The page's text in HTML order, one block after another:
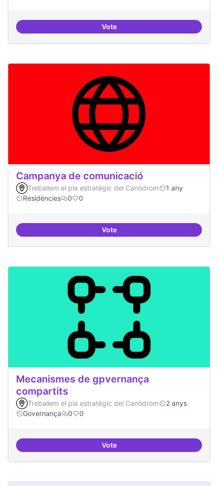
VoteRecerca + residències
Campanya de comunicació
Treballem el pla estratègic del Canòdrom
1 any
Residències
0 0
VoteCampanya de comunicació
Mecanismes de gpvernança
compartits
Treballem el pla estratègic del Canòdrom
2 anys
Governança
0 0
VoteMecanismes de gpvernança